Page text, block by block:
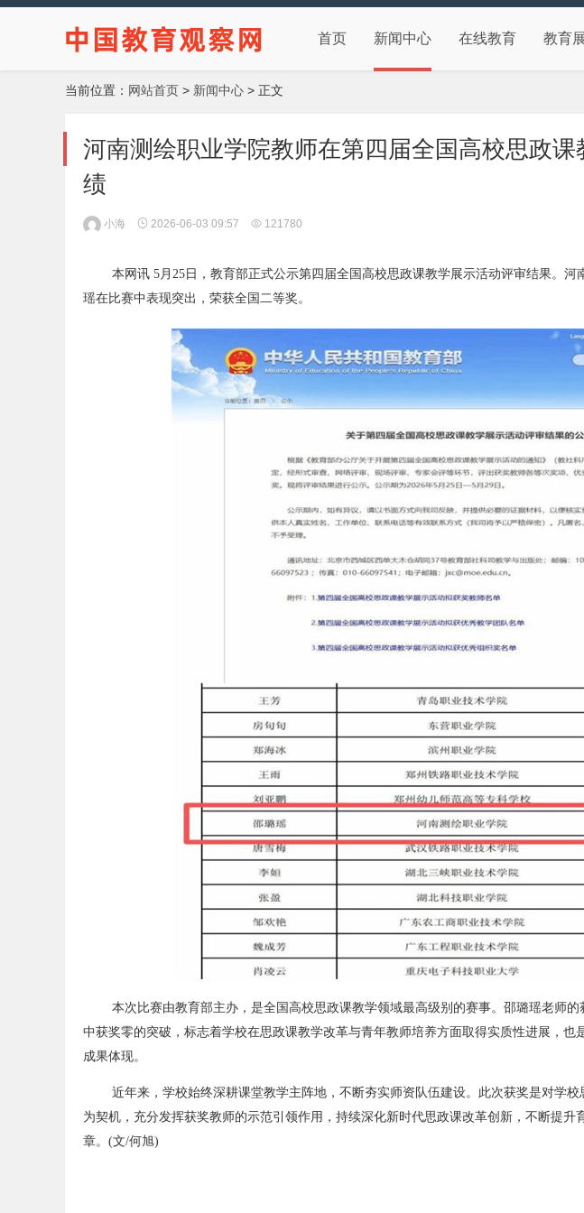
首页 新闻中心 在线教育 教育
当前位置： 网站首页 > 新闻中心 > 正文
河南测绘职业学院教师在第四届全国高校思政
绩
小海 2026-06-03 09:57 121780
本网讯 5月25日，教育部正式公示第四届全国高校思政课教学展示活动评审结果。
瑶在比赛中表现突出，荣获全国二等奖。
本次比赛由教育部主办，是全国高校思政课教学领域最高级别的赛事。邵璐瑶老师
中获奖零的突破，标志着学校在思政课教学改革与青年教师培养方面取得实质性进展，也
成果体现。
近年来，学校始终深耕课堂教学主阵地，不断夯实师资队伍建设。此次获奖是对学
为契机，充分发挥获奖教师的示范引领作用，持续深化新时代思政课改革创新，不断提升
章。(文/何旭)